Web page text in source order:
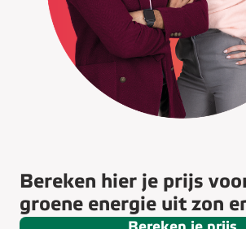
Bereken hier je prijs
groene energie uit zon